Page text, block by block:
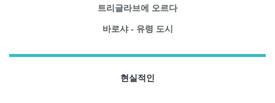
트리글라브에 오르다
바로샤 - 유령 도시
현실적인